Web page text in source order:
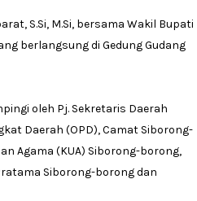
S.Si, M.Si, bersama Wakil Bupati
berlangsung di Gedung Gudang
oleh Pj. Sekretaris Daerah
Daerah (OPD), Camat Siborong-
Agama (KUA) Siborong-borong,
Siborong-borong dan